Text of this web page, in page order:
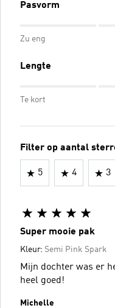
Pasvorm
Zu eng
Lengte
Te kort
Filter op aantal
5 4 3
Super mooie pak
Kleur: Semi Pink Spark
Mijn dochter was er
heel goed!
Michelle